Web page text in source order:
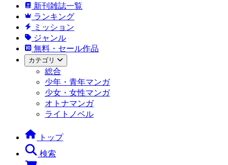
新刊雑誌一覧
ランキング
ミッション
ジャンル
無料・セール作品
カテゴリ
総合
少年・青年マンガ
少女・女性マンガ
オトナマンガ
ライトノベル
トップ
検索